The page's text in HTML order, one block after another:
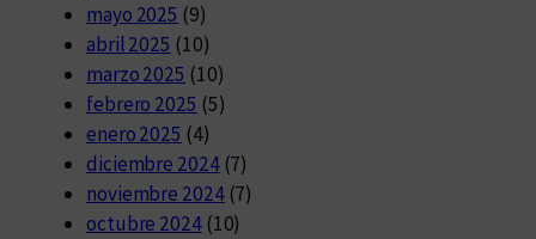
mayo 2025 (9)
abril 2025 (10)
marzo 2025 (10)
febrero 2025 (5)
enero 2025 (4)
diciembre 2024(7)
noviembre 2024(7)
octubre 2024(10)